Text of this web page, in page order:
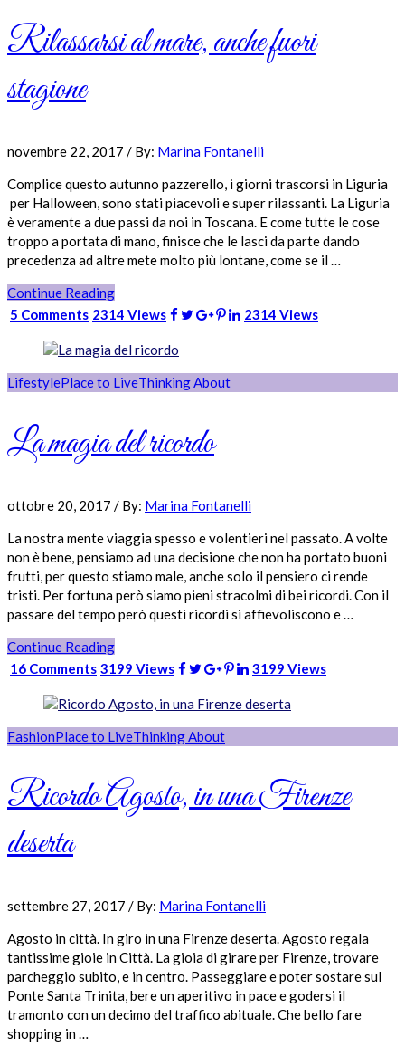
Rilassarsi al mare, anche fuori
stagione
novembre 22, 2017 / By: Marina Fontanelli
Complice questo autunno pazzerello, i giorni trascorsi in Liguria
per Halloween, sono stati piacevoli e super rilassanti. La Liguria
è veramente a due passi da noi in Toscana. E come tutte le cose
troppo a portata di mano, finisce che le lasci da parte dando
precedenza ad altre mete molto più lontane, come se il …
Continue Reading
5 Comments 2314 Views 2314 Views
LifestylePlace to LiveThinking About
La magia del ricordo
ottobre 20, 2017 / By: Marina Fontanelli
La nostra mente viaggia spesso e volentieri nel passato. A volte
non è bene, pensiamo ad una decisione che non ha portato buoni
frutti, per questo stiamo male, anche solo il pensiero ci rende
tristi. Per fortuna però siamo pieni stracolmi di bei ricordi. Con il
passare del tempo però questi ricordi si affievoliscono e …
Continue Reading
16 Comments 3199 Views 3199 Views
FashionPlace to LiveThinking About
Ricordo Agosto, in una Firenze
deserta
settembre 27, 2017 / By: Marina Fontanelli
Agosto in città. In giro in una Firenze deserta. Agosto regala
tantissime gioie in Città. La gioia di girare per Firenze, trovare
parcheggio subito, e in centro. Passeggiare e poter sostare sul
Ponte Santa Trinita, bere un aperitivo in pace e godersi il
tramonto con un decimo del traffico abituale. Che bello fare
shopping in …